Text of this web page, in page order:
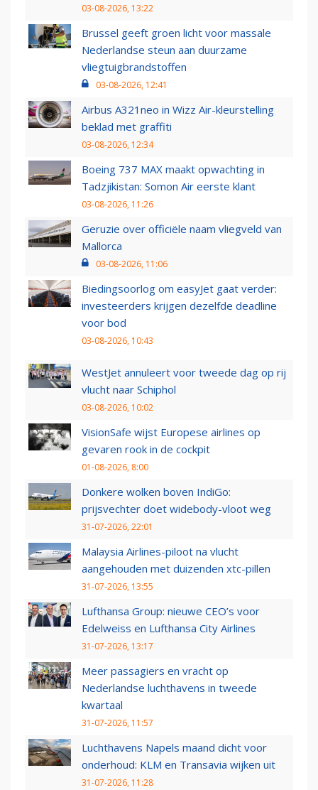
03-08-2026, 13:22
Brussel geeft groen licht voor massale
Nederlandse steun aan duurzame
vliegtuigbrandstoffen
03-08-2026, 12:41
Airbus A321neo in Wizz Air-kleurstelling
beklad met graffiti
03-08-2026, 12:34
Boeing 737 MAX maakt opwachting in
Tadzjikistan: Somon Air eerste klant
03-08-2026, 11:26
Geruzie over officiële naam vliegveld van
Mallorca
03-08-2026, 11:06
Biedingsoorlog om easyJet gaat verder:
investeerders krijgen dezelfde deadline
voor bod
03-08-2026, 10:43
WestJet annuleert voor tweede dag op rij
vlucht naar Schiphol
03-08-2026, 10:02
VisionSafe wijst Europese airlines op
gevaren rook in de cockpit
01-08-2026, 8:00
Donkere wolken boven IndiGo:
prijsvechter doet widebody-vloot weg
31-07-2026, 22:01
Malaysia Airlines-piloot na vlucht
aangehouden met duizenden xtc-pillen
31-07-2026, 13:55
Lufthansa Group: nieuwe CEO’s voor
Edelweiss en Lufthansa City Airlines
31-07-2026, 13:17
Meer passagiers en vracht op
Nederlandse luchthavens in tweede
kwartaal
31-07-2026, 11:57
Luchthavens Napels maand dicht voor
onderhoud: KLM en Transavia wijken uit
31-07-2026, 11:28